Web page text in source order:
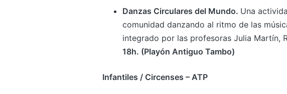
Danzas Circulares del Mundo. Una
comunidad danzando al ritmo de las
integrado por las profesoras Julia Martín,
18h. (Playón Antiguo Tambo)
Infantiles / Circenses – ATP